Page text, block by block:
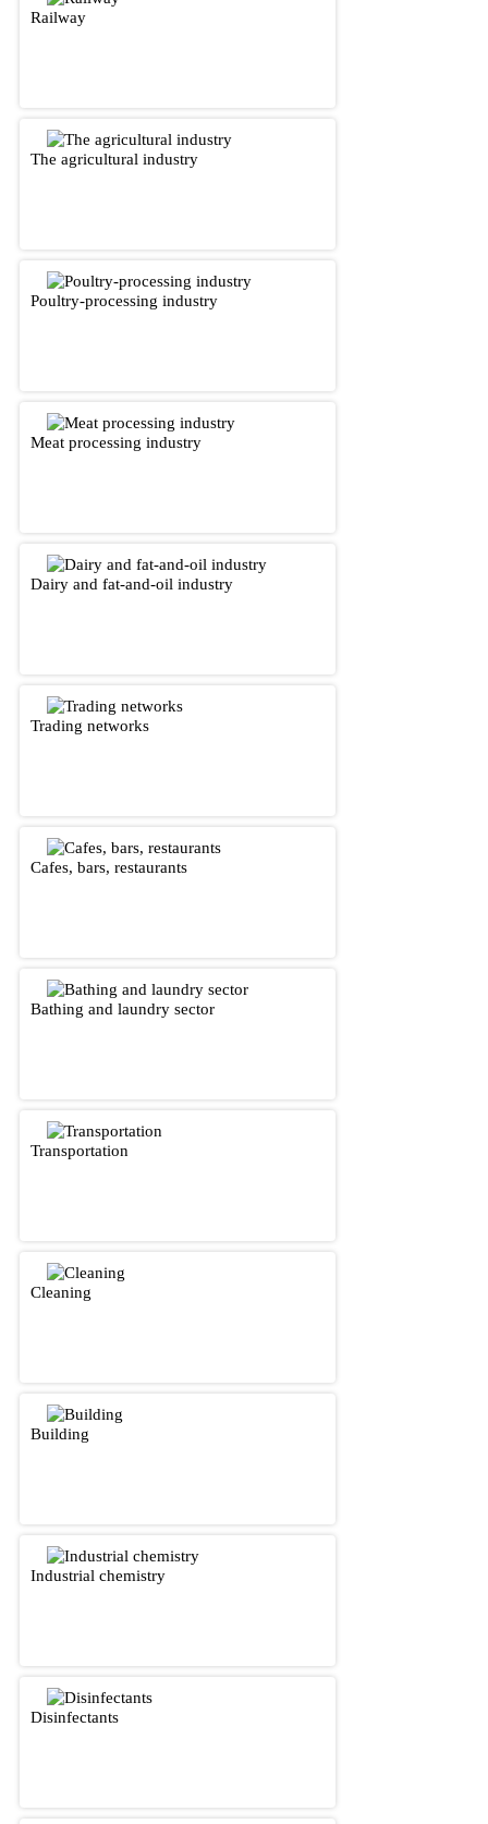
Railway
The agricultural industry
Poultry-processing industry
Meat processing industry
Dairy and fat-and-oil industry
Trading networks
Cafes, bars, restaurants
Bathing and laundry sector
Transportation
Cleaning
Building
Industrial chemistry
Disinfectants